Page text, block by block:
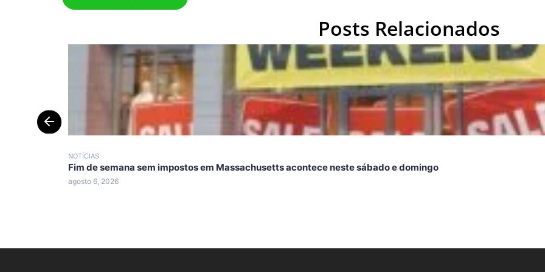
Posts Relacionados
NOTÍCIAS
Fim de semana sem impostos em Massachusetts acontece neste sábado e domingo
agosto 6, 2026